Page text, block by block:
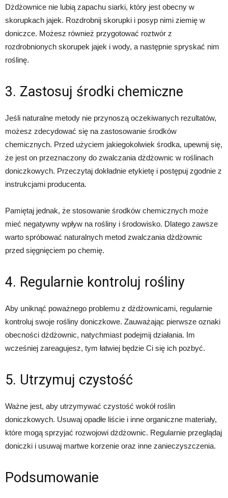
Dżdżownice nie lubią zapachu siarki, który jest obecny w
skorupkach jajek. Rozdrobnij skorupki i posyp nimi ziemię w
doniczce. Możesz również przygotować roztwór z
rozdrobnionych skorupek jajek i wody, a następnie spryskać nim
roślinę.
3. Zastosuj środki chemiczne
Jeśli naturalne metody nie przynoszą oczekiwanych rezultatów,
możesz zdecydować się na zastosowanie środków
chemicznych. Przed użyciem jakiegokolwiek środka, upewnij się,
że jest on przeznaczony do zwalczania dżdżownic w roślinach
doniczkowych. Przeczytaj dokładnie etykietę i postępuj zgodnie z
instrukcjami producenta.
Pamiętaj jednak, że stosowanie środków chemicznych może
mieć negatywny wpływ na rośliny i środowisko. Dlatego zawsze
warto spróbować naturalnych metod zwalczania dżdżownic
przed sięgnięciem po chemię.
4. Regularnie kontroluj rośliny
Aby uniknąć poważnego problemu z dżdżownicami, regularnie
kontroluj swoje rośliny doniczkowe. Zauważając pierwsze oznaki
obecności dżdżownic, natychmiast podejmij działania. Im
wcześniej zareagujesz, tym łatwiej będzie Ci się ich pozbyć.
5. Utrzymuj czystość
Ważne jest, aby utrzymywać czystość wokół roślin
doniczkowych. Usuwaj opadłe liście i inne organiczne materiały,
które mogą sprzyjać rozwojowi dżdżownic. Regularnie przeglądaj
doniczki i usuwaj martwe korzenie oraz inne zanieczyszczenia.
Podsumowanie